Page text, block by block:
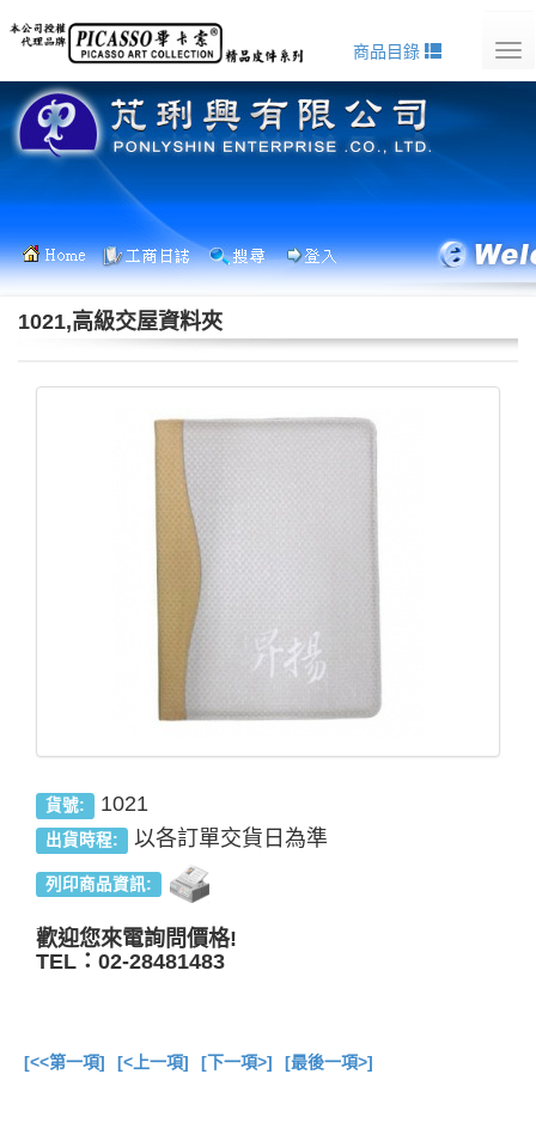
商品目錄
1021,高級交屋資料夾
貨號: 1021
出貨時程: 以各訂單交貨日為準
列印商品資訊:
歡迎您來電詢問價格!
TEL：02-28481483
[<<第一項] [<上一項] [下一項>] [最後一項>]